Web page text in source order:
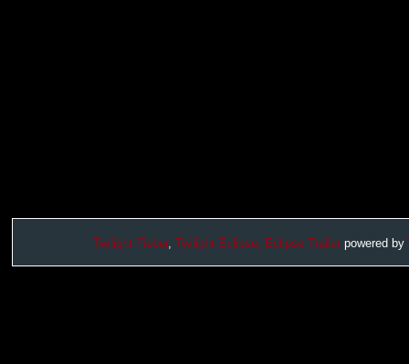
Twilight Fieber, Twilight Eclipse, Eclipse Trailer powered by